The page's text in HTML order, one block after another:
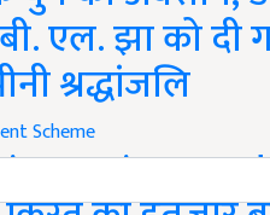
बी. एल. झा को दी
श्रद्धांजलि
Scheme
Yojana